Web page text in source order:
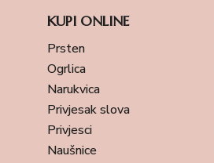
KUPI ONLINE
Prsten
Ogrlica
Narukvica
Privjesak slova
Privjesci
Naušnice